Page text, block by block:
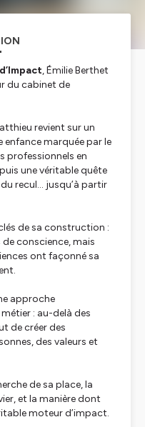
, Émilie Berthet
du cabinet de
revient sur un
enfance marquée par le
professionnels en
une véritable quête
recul… jusqu’à partir
de sa construction :
de conscience, mais
ont façonné sa
approche
: au-delà des
de créer des
des valeurs et
de sa place, la
et la manière dont
moteur d’impact.